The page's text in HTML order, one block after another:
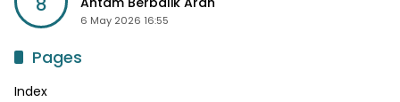
6 May 2026 16:55
Pages
Index